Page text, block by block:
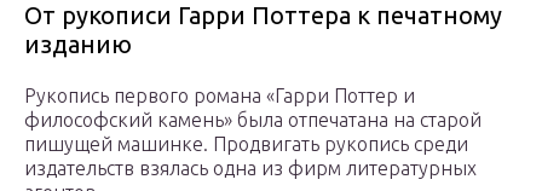
От рукописи Гарри Поттера к печатному
изданию
Рукопись первого романа «Гарри Поттер и
философский камень» была отпечатана на старой
пишущей машинке. Продвигать рукопись среди
издательств взялась одна из фирм литературных